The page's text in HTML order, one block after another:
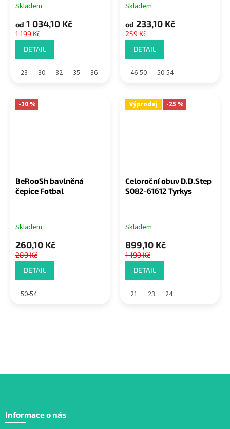
Skladem
od 1 034,10 Kč
1 199 Kč
DETAIL
23 30 32 35 36
Skladem
od 233,10 Kč
259 Kč
DETAIL
46-50 50-54
-10 %
BeRooSh bavlněná
čepice Fotbal
Skladem
260,10 Kč
289 Kč
DETAIL
50-54
Výprodej -25 %
Celoroční obuv D.D.Step
S082-61612 Tyrkys
Skladem
899,10 Kč
1 199 Kč
DETAIL
21 23 24
p
Informace o nás